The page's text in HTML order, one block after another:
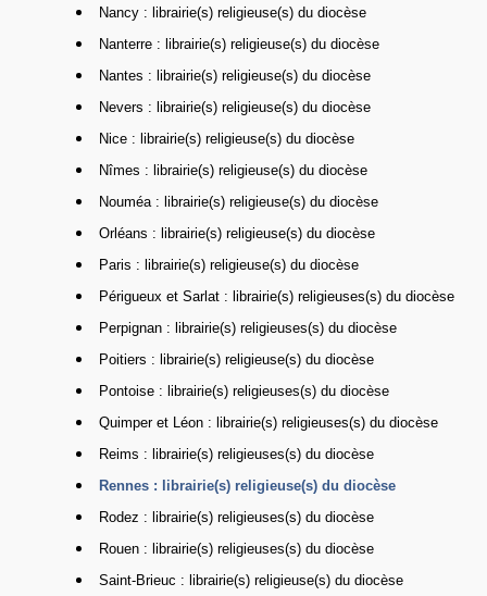
Nancy : librairie(s) religieuse(s) du diocèse
Nanterre : librairie(s) religieuse(s) du diocèse
Nantes : librairie(s) religieuse(s) du diocèse
Nevers : librairie(s) religieuse(s) du diocèse
Nice : librairie(s) religieuse(s) du diocèse
Nîmes : librairie(s) religieuse(s) du diocèse
Nouméa : librairie(s) religieuse(s) du diocèse
Orléans : librairie(s) religieuse(s) du diocèse
Paris : librairie(s) religieuse(s) du diocèse
Périgueux et Sarlat : librairie(s) religieuses(s) du diocèse
Perpignan : librairie(s) religieuses(s) du diocèse
Poitiers : librairie(s) religieuse(s) du diocèse
Pontoise : librairie(s) religieuses(s) du diocèse
Quimper et Léon : librairie(s) religieuses(s) du diocèse
Reims : librairie(s) religieuses(s) du diocèse
Rennes : librairie(s) religieuse(s) du diocèse
Rodez : librairie(s) religieuses(s) du diocèse
Rouen : librairie(s) religieuses(s) du diocèse
Saint-Brieuc : librairie(s) religieuse(s) du diocèse